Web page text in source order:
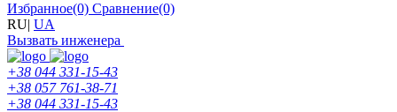
Избранное(0) Сравнение(0)
RU| UA
Вызвать инженера
+38 044 331-15-43
+38 057 761-38-71
+38 044 331-15-43